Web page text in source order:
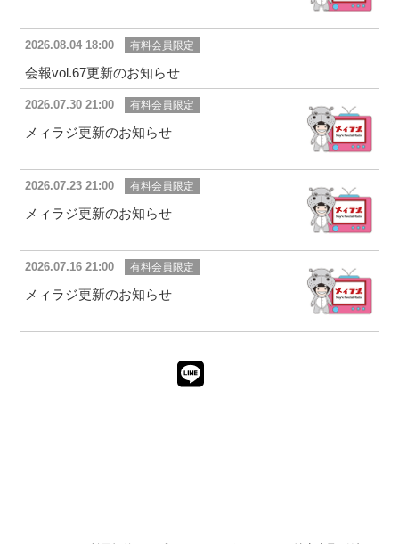
2026.08.04 18:00 有料会員限定
会報vol.67更新のお知らせ
2026.07.30 21:00 有料会員限定
メィラジ更新のお知らせ
2026.07.23 21:00 有料会員限定
メィラジ更新のお知らせ
2026.07.16 21:00 有料会員限定
メィラジ更新のお知らせ